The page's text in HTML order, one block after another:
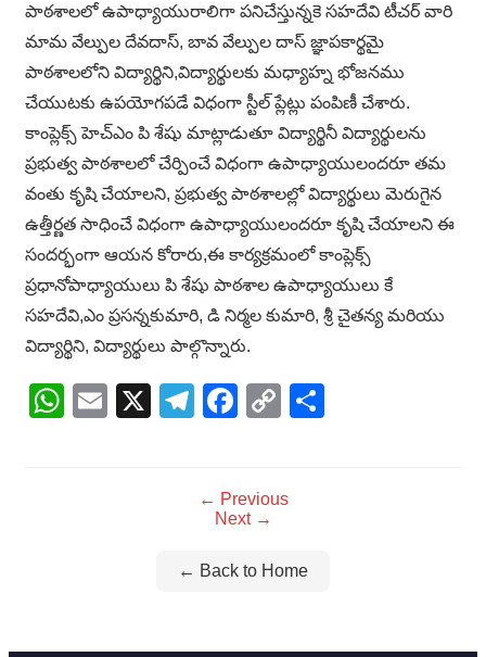
పాఠశాలలో ఉపాధ్యాయురాలిగా పనిచేస్తున్నకె సహదేవి టీచర్ వారి
మామ వేల్పుల దేవదాస్, బావ వేల్పుల దాస్ జ్ఞాపకార్థమై
పాఠశాలలోని విద్యార్థిని,విద్యార్థులకు మధ్యాహ్న భోజనము
చేయుటకు ఉపయోగపడే విధంగా స్టీల్ ప్లేట్లు పంపిణీ చేశారు.
కాంప్లెక్స్ హెచ్ఎం పి శేషు మాట్లాడుతూ విద్యార్థినీ విద్యార్థులను
ప్రభుత్వ పాఠశాలలో చేర్పించే విధంగా ఉపాధ్యాయులందరూ తమ
వంతు కృషి చేయాలని, ప్రభుత్వ పాఠశాలల్లో విద్యార్థులు మెరుగైన
ఉత్తీర్ణత సాధించే విధంగా ఉపాధ్యాయులందరూ కృషి చేయాలని ఈ
సందర్భంగా ఆయన కోరారు,ఈ కార్యక్రమంలో కాంప్లెక్స్
ప్రధానోపాధ్యాయులు పి శేషు పాఠశాల ఉపాధ్యాయులు కే
సహదేవి,ఎం ప్రసన్నకుమారి, డి నిర్మల కుమారి, శ్రీ చైతన్య మరియు
విద్యార్థిని, విద్యార్థులు పాల్గొన్నారు.
WhatsApp
Email
X Telegram
Facebook
Copy
← Previous
Next →
← Back to Home